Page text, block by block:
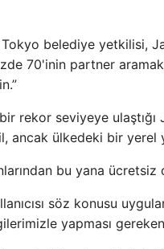
belediye yetkilisi,
70'inin partner
rekor seviyeye
ancak ülkedeki bir
bu yana
söz konusu
yapması